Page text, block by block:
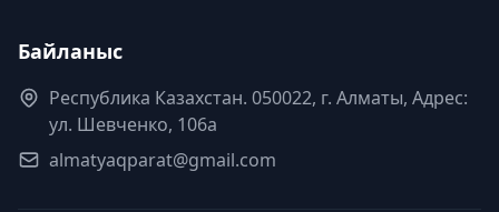
Байланыс
Республика Казахстан. 050022, г. Алматы, Адрес:
ул. Шевченко, 106а
almatyaqparat@gmail.com